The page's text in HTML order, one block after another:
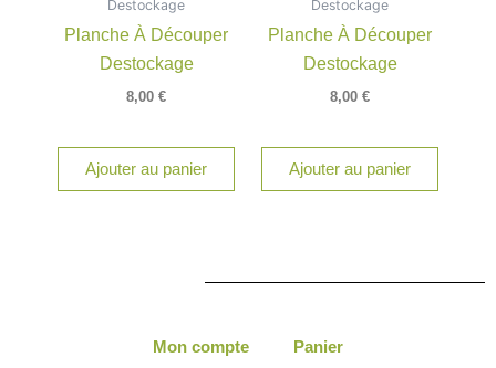
Destockage
Planche À Découper
Destockage
8,00 €
Ajouter au panier
Destockage
Planche À Découper
Destockage
8,00 €
Ajouter au panier
Mon compte Panier